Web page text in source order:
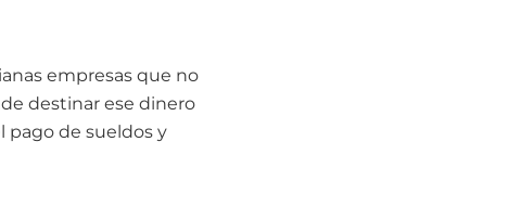
empresas que no
destinar ese dinero
pago de sueldos y